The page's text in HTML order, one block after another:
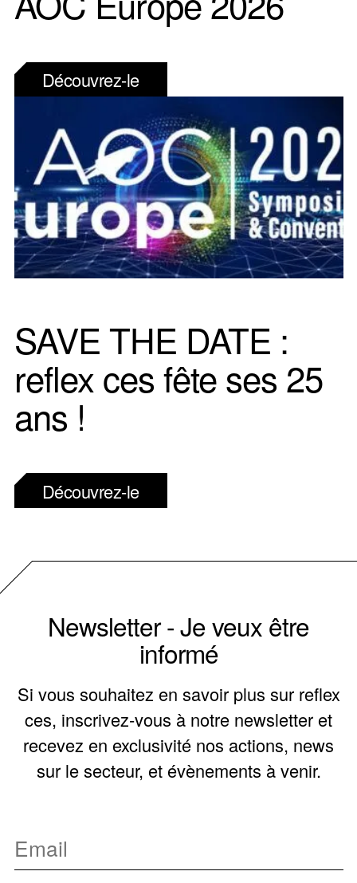
Découvrez-le
SAVE THE DATE :
reflex ces fête ses 25
ans !
Découvrez-le
Newsletter - Je veux être
informé
Si vous souhaitez en savoir plus sur reflex
ces, inscrivez-vous à notre newsletter et
recevez en exclusivité nos actions, news
sur le secteur, et évènements à venir.